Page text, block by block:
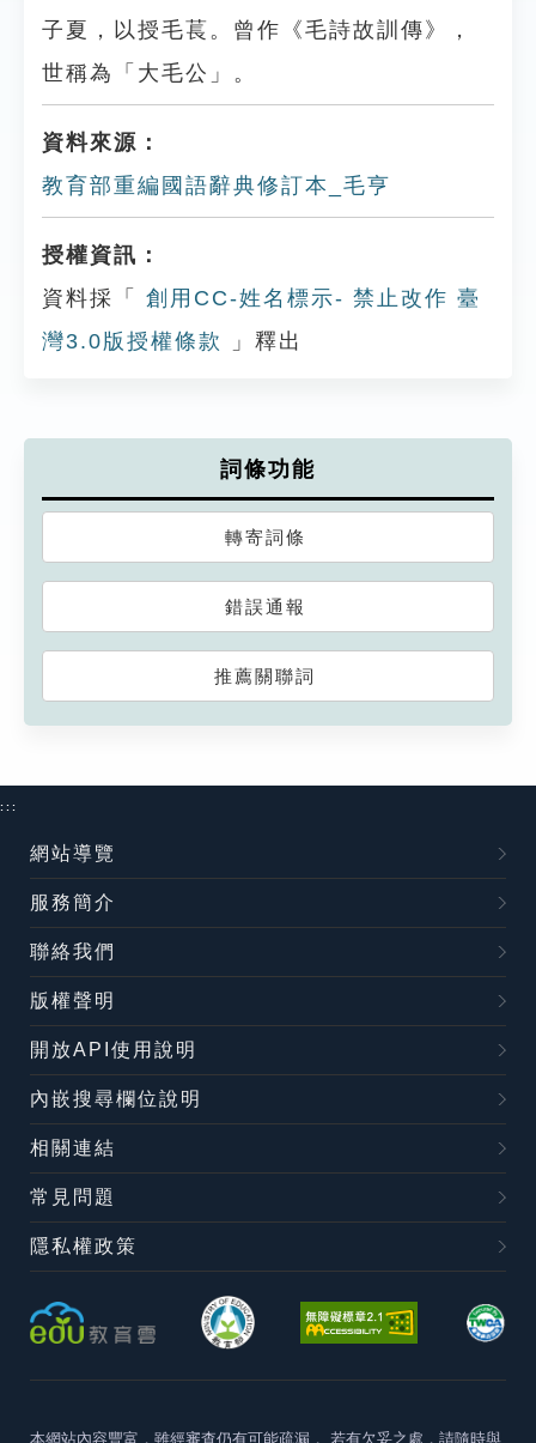
子夏，以授毛萇。曾作《毛詩故訓傳》，
世稱為「大毛公」。
資料來源：
教育部重編國語辭典修訂本_毛亨
授權資訊：
資料採「
創用CC-姓名標示- 禁止改作 臺
灣3.0版授權條款
」釋出
詞條功能
轉寄詞條
錯誤通報
推薦關聯詞
:::
網站導覽
服務簡介
聯絡我們
版權聲明
開放API使用說明
內嵌搜尋欄位說明
相關連結
常見問題
隱私權政策
本網站內容豐富，雖經審查仍有可能疏漏， 若有欠妥之處，請隨時與